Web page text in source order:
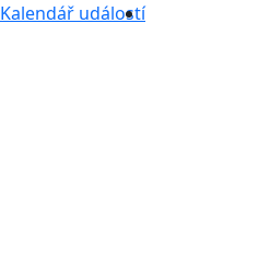
Kalendář událostí